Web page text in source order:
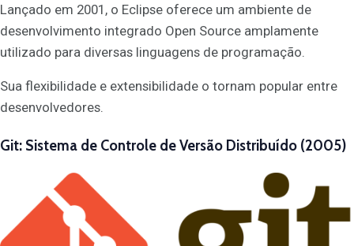
Lançado em 2001, o Eclipse oferece um ambiente de
desenvolvimento integrado Open Source amplamente
utilizado para diversas linguagens de programação.
Sua flexibilidade e extensibilidade o tornam popular entre
desenvolvedores.
Git: Sistema de Controle de Versão Distribuído (2005)